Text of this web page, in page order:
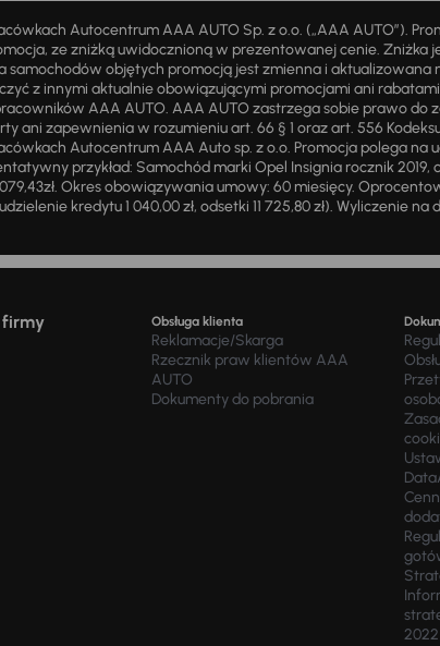
Autocentrum AAA AUTO Sp. z o.o. („AAA AUTO”).
ze zniżką uwidocznioną w prezentowanej cenie. Zniżka
samochodów objętych promocją jest zmienna i
z innymi aktualnie obowiązującymi promocjami ani
AAA AUTO. AAA AUTO zastrzega sobie prawo
ani zapewnienia w rozumieniu art. 66 § 1 oraz art. 556
Autocentrum AAA Auto sp. z o.o. Promocja polega na
przykład: Samochód marki Opel Insignia rocznik 2019,
Okres obowiązywania umowy: 60 miesięcy.
kredytu 1 040,00 zł, odsetki 11 725,80 zł). Wyliczenie
firmy
Obsługa klienta
Reklamacje/Skarga
Rzecznik praw klientów AAA
AUTO
Dokumenty do pobrania
2022